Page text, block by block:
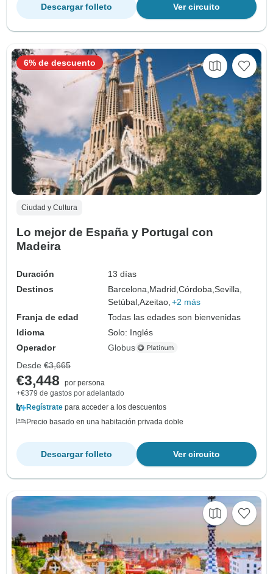
Ver circuito
Descargar folleto
Ciudad y Cultura
Lo mejor de España y Portugal con
Madeira
Duración
13 días
Destinos
Barcelona, Madrid,Córdoba,Sevilla,
Setúbal,Azeitao, +2 más
Franja de edad
Todas las edades son bienvenidas
Idioma
Solo: Inglés
Operador
Globus
6% de descuento
Desde €3,665
€3,448
por persona
+€379 de gastos por adelantado
Regístrate para acceder a los descuentos
Precio basado en una habitación privada doble
Ver circuito
Descargar folleto